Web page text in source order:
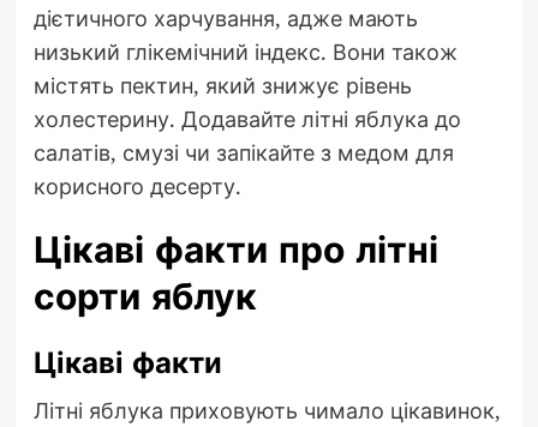
дієтичного харчування, адже мають
низький глікемічний індекс. Вони також
містять пектин, який знижує рівень
холестерину. Додавайте літні яблука до
салатів, смузі чи запікайте з медом для
корисного десерту.
Цікаві факти про літні
сорти яблук
Цікаві факти
Літні яблука приховують чимало цікавинок,